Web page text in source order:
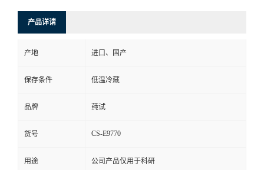
产品详请
产地 进口、国产
保存条件 低温冷藏
品牌 莼试
货号 CS-E9770
用途 公司产品仅用于科研